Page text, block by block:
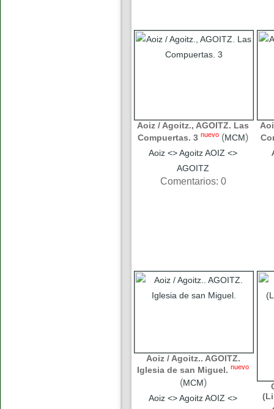
Aoiz / Agoitz., AGOITZ. Las
Compuertas. 3 nuevo (MCM)
Aoiz <> Agoitz AOIZ <>
AGOITZ
Comentarios: 0
Aoiz / Agoitz.. AGOITZ.
Iglesia de san Miguel. nuevo
(MCM)
Aoiz <> Agoitz AOIZ <>